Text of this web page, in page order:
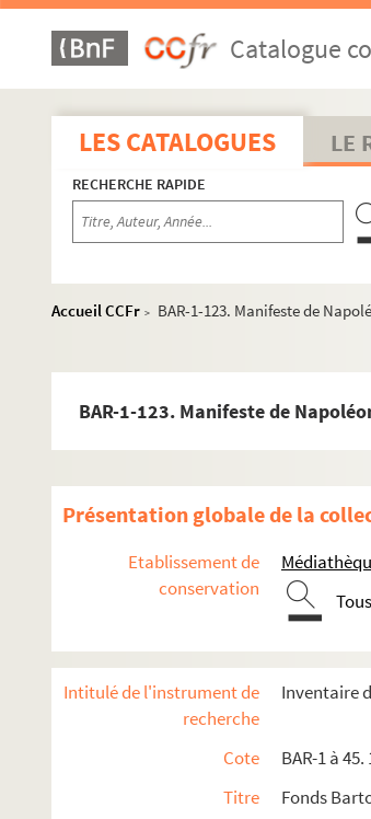
Catalogue
LES CATALOGUES LE
RECHERCHE RAPIDE
Accueil CCFr >
BAR-1-123. Manifeste de
BAR-1-123. Manifeste de
Présentation globale de la
Etablissement de
conservation
Intitulé de l'instrument de
recherche
Inventaire
Cote
BAR-1 à
Titre
Fonds
Andrieux
Anonymes
Les hauts d'ignitaires de la
Paris sous la Commune
Les aventures de Sabre de Bois
BAR-1-99. A Saint Denis, les
BAR-1-100. A tous les cœurs bien
BAR-1-104. Casse-tête
BAR-1-109. Dernière accroche de
BAR-1-111. Enfance de Bismarck
BAR-1-112. Enrôlements
BAR-1-114. Extrait de France au
BAR-1-115. Foire de Versailles. A
BAR-1-118. Général Vinoy. La levée